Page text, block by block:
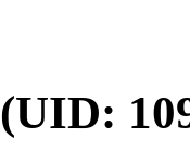
(UID: